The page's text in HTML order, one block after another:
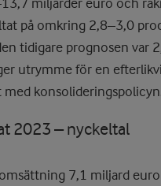
miljarder euro och
på omkring 2,8–3,0
tidigare prognosen var
utrymme för en
med
2023 – nyckeltal
7,1 miljard euro